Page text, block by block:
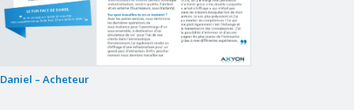
Daniel – Acheteur